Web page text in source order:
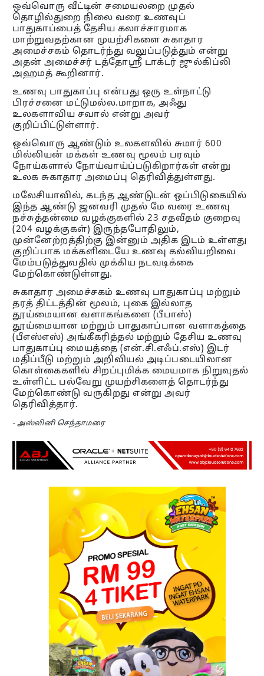
ஒவ்வொரு வீட்டின் சமையலறை முதல்
தொழில்துறை நிலை வரை உணவுப்
பாதுகாப்பைத் தேசிய கலாச்சாரமாக
மாற்றுவதற்கான முயற்சிகளை சுகாதார
அமைச்சகம் தொடர்ந்து வலுப்படுத்தும் என்று
அதன் அமைச்சர் டத்தோஶ்ரீ டாக்டர் ஜுல்கிப்லி
அஹமத் கூறினார்.
உணவு பாதுகாப்பு என்பது ஒரு உள்நாட்டு
பிரச்சனை மட்டுமல்ல.மாறாக, அஃது
உலகளாவிய சவால் என்று அவர்
குறிப்பிட்டுள்ளார்.
ஒவ்வொரு ஆண்டும் உலகளவில் சுமார் 600
மில்லியன் மக்கள் உணவு மூலம் பரவும்
நோய்களால் நோய்வாய்ப்படுகிறார்கள் என்று
உலக சுகாதார அமைப்பு தெரிவித்துள்ளது.
மலேசியாவில், கடந்த ஆண்டுடன் ஒப்பிடுகையில்
இந்த ஆண்டு ஜனவரி முதல் மே வரை உணவு
நச்சுத்தன்மை வழக்குகளில் 23 சதவீதம் குறைவு
(204 வழக்குகள்) இருந்தபோதிலும்,
முன்னேற்றத்திற்கு இன்னும் அதிக இடம் உள்ளது
குறிப்பாக மக்களிடையே உணவு கல்வியறிவை
மேம்படுத்துவதில் முக்கிய நடவடிக்கை
மேற்கொண்டுள்ளது.
சுகாதார அமைச்சகம் உணவு பாதுகாப்பு மற்றும்
தரத் திட்டத்தின் மூலம், புகை இல்லாத
தூய்மையான வளாகங்களை (பீபாஸ்)
தூய்மையான மற்றும் பாதுகாப்பான வளாகத்தை
(பீஎஸ்எஸ்) அங்கீகரித்தல் மற்றும் தேசிய உணவு
பாதுகாப்பு மையத்தை (என்.சி.எஃப்.எஸ்) இடர்
மதிப்பீடு மற்றும் அறிவியல் அடிப்படையிலான
கொள்கைகளில் சிறப்புமிக்க மையமாக நிறுவுதல்
உள்ளிட்ட பல்வேறு முயற்சிகளைத் தொடர்ந்து
மேற்கொண்டு வருகிறது என்று அவர்
தெரிவித்தார்.
- அஸ்வினி செந்தாமரை